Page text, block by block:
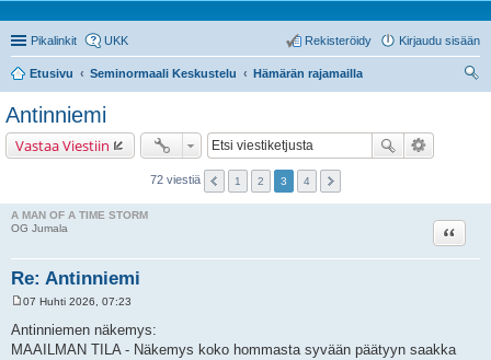
Pikalinkit UKK Kirjaudu sisään
Rekisteröidy
Etusivu Seminormaali Keskustelu
Hämärän rajamailla
Antinniemi
Vastaa Viestiin
72 viestiä 1 2 3 4
A MAN OF A TIME STORM
OG Jumala
Re: Antinniemi
Lainaa
e
s
07 Huhti 2026, 07:23
Antinniemen näkemys:
MAAILMAN TILA - Näkemys koko hommasta syvään päätyyn saakka